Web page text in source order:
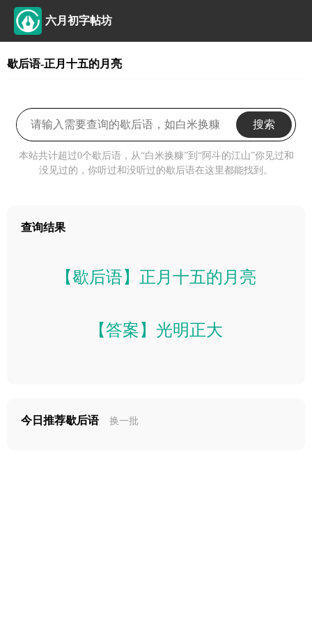
六月初字帖坊
歇后语-正月十五的月亮
搜索
本站共计超过0个歇后语，从“白米换糠”到“阿斗的江山”你见过和
没见过的，你听过和没听过的歇后语在这里都能找到。
查询结果
【歇后语】正月十五的月亮
【答案】光明正大
今日推荐歇后语 换一批